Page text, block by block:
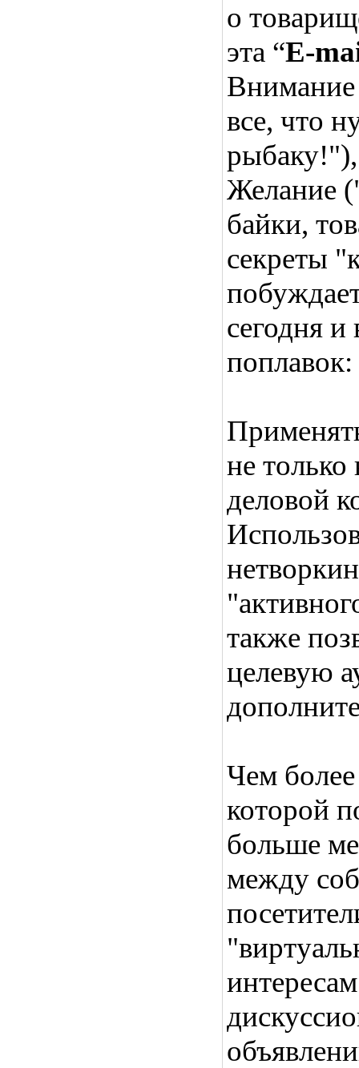
о
эта “E-
все, что
Желание
байки,
секреты
сегодня
не только
деловой
также
целевую
Чем
которой
больше
между